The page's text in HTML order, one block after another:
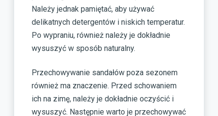
Należy jednak pamiętać, aby używać
delikatnych detergentów i niskich temperatur.
Po wypraniu, również należy je dokładnie
wysuszyć w sposób naturalny.
Przechowywanie sandałów poza sezonem
również ma znaczenie. Przed schowaniem
ich na zimę, należy je dokładnie oczyścić i
wysuszyć. Następnie warto je przechowywać